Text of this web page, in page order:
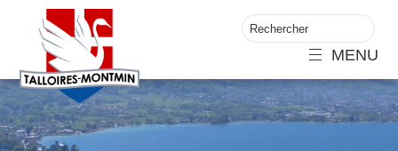
MENU